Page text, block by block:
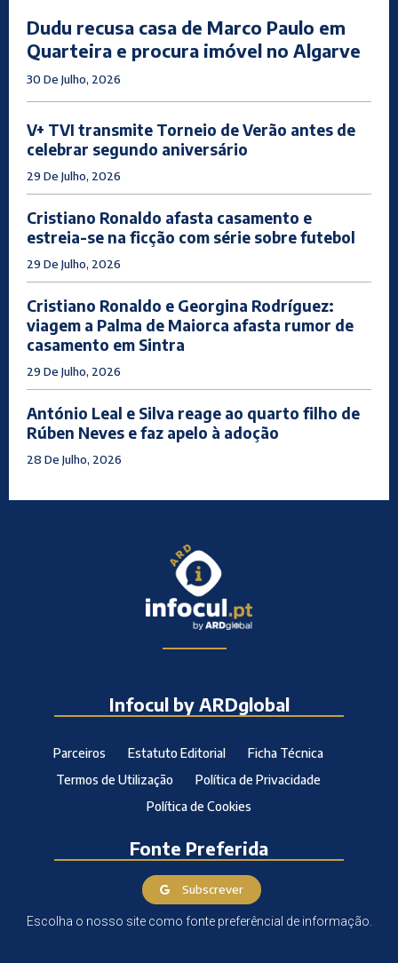
Dudu recusa casa de Marco Paulo em
Quarteira e procura imóvel no Algarve
30 De Julho, 2026
V+ TVI transmite Torneio de Verão antes de
celebrar segundo aniversário
29 De Julho, 2026
Cristiano Ronaldo afasta casamento e
estreia-se na ficção com série sobre futebol
29 De Julho, 2026
Cristiano Ronaldo e Georgina Rodríguez:
viagem a Palma de Maiorca afasta rumor de
casamento em Sintra
29 De Julho, 2026
António Leal e Silva reage ao quarto filho de
Rúben Neves e faz apelo à adoção
28 De Julho, 2026
Infocul by ARDglobal
Parceiros Estatuto Editorial
Ficha Técnica
Termos de Utilização
Política de Privacidade
Política de Cookies
Fonte Preferida
Subscrever
Escolha o nosso site como fonte preferêncial de informação.